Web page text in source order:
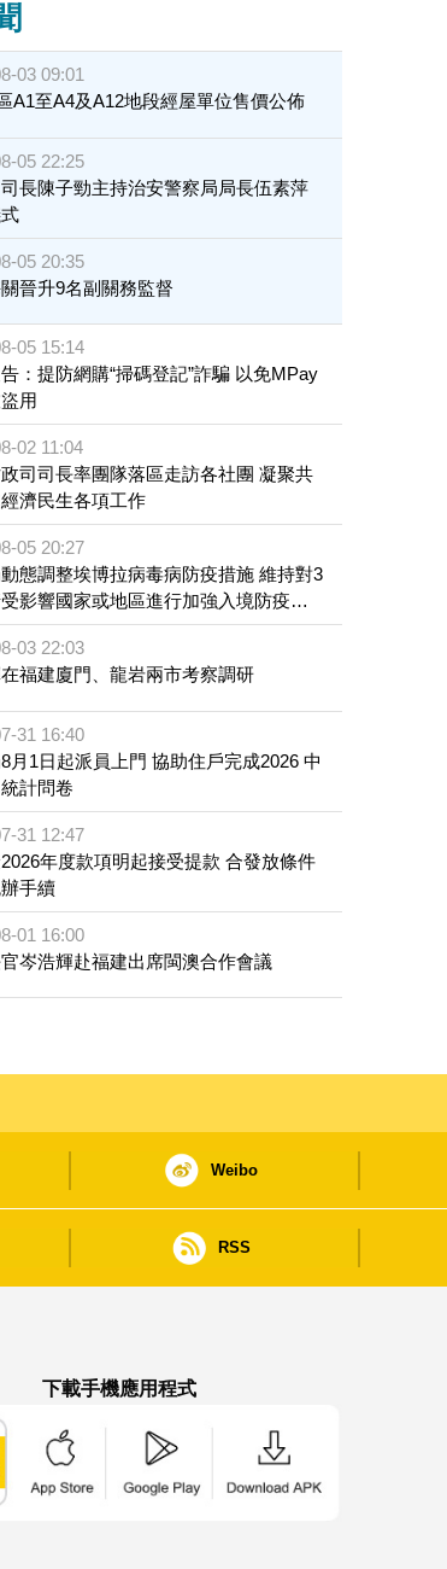
03 09:01
A1至A4及A12地段經屋單位售價公佈
05 22:25
長陳子勁主持治安警察局局長伍素萍
05 20:35
晉升9名副關務監督
05 15:14
：提防網購“掃碼登記”詐騙 以免MPay
用
02 11:04
司司長率團隊落區走訪各社團 凝聚共
濟民生各項工作
05 20:27
態調整埃博拉病毒病防疫措施 維持對3
影響國家或地區進行加強入境防疫措
03 22:03
福建廈門、龍岩兩市考察調研
31 16:40
起派員上門 協助住戶完成2026 中
計問卷
31 12:47
年度款項明起接受提款 合發放條件
手續
01 16:00
岑浩輝赴福建出席閩澳合作會議
Weibo
RSS
下載手機應用程式